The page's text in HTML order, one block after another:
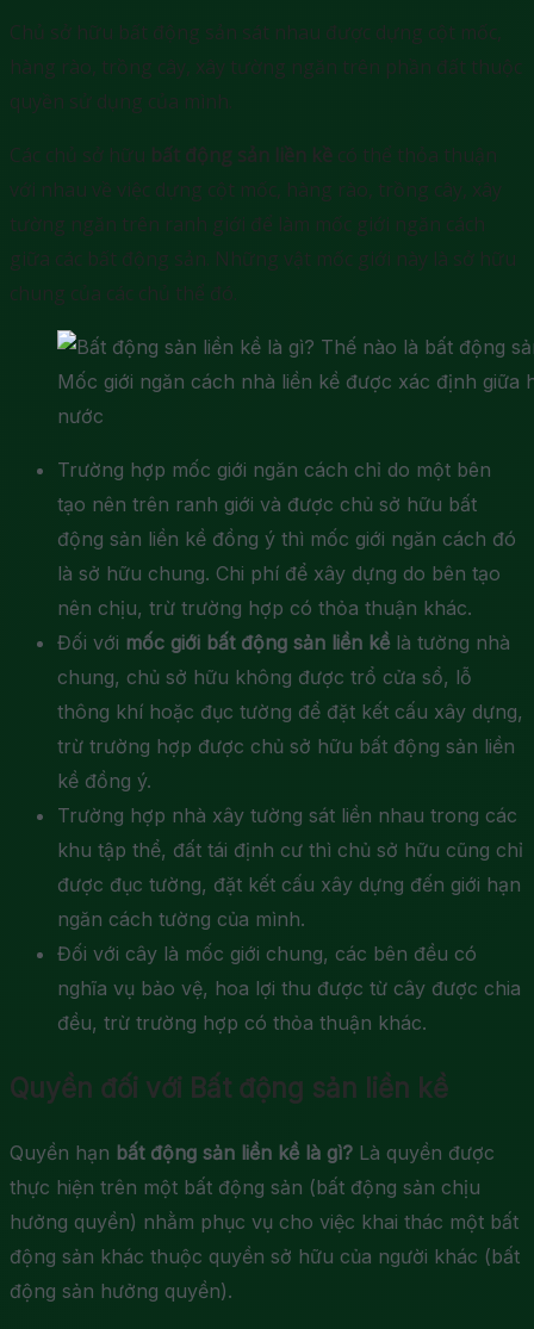
Chủ sở hữu bất động sản sát nhau được dựng cột mốc,
hàng rào, trồng cây, xây tường ngăn trên phần đất thuộc
quyền sử dụng của mình.
Các chủ sở hữu bất động sản liền kề có thể thỏa thuận
với nhau về việc dựng cột mốc, hàng rào, trồng cây, xây
tường ngăn trên ranh giới để làm mốc giới ngăn cách
giữa các bất động sản. Những vật mốc giới này là sở hữu
chung của các chủ thể đó.
Mốc giới ngăn cách nhà liền kề được xác định
nước
Trường hợp mốc giới ngăn cách chỉ do một bên
tạo nên trên ranh giới và được chủ sở hữu bất
động sản liền kề đồng ý thì mốc giới ngăn cách đó
là sở hữu chung. Chi phí để xây dựng do bên tạo
nên chịu, trừ trường hợp có thỏa thuận khác.
Đối với mốc giới bất động sản liền kề là tường nhà
chung, chủ sở hữu không được trổ cửa sổ, lỗ
thông khí hoặc đục tường để đặt kết cấu xây dựng,
trừ trường hợp được chủ sở hữu bất động sản liền
kề đồng ý.
Trường hợp nhà xây tường sát liền nhau trong các
khu tập thể, đất tái định cư thì chủ sở hữu cũng chỉ
được đục tường, đặt kết cấu xây dựng đến giới hạn
ngăn cách tường của mình.
Đối với cây là mốc giới chung, các bên đều có
nghĩa vụ bảo vệ, hoa lợi thu được từ cây được chia
đều, trừ trường hợp có thỏa thuận khác.
Quyền đối với Bất động sản liền kề
Quyền hạn bất động sản liền kề là gì? Là quyền được
thực hiện trên một bất động sản (bất động sản chịu
hưởng quyền) nhằm phục vụ cho việc khai thác một bất
động sản khác thuộc quyền sở hữu của người khác (bất
động sản hưởng quyền).